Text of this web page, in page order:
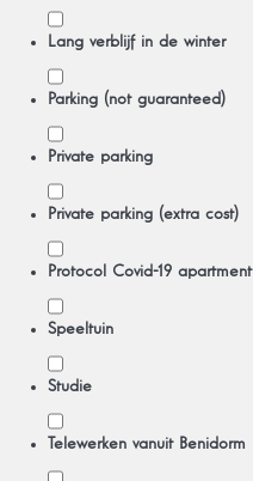
Lang verblijf in de winter
Parking (not guaranteed)
Private parking
Private parking (extra cost)
Protocol Covid-19 apartment
Speeltuin
Studie
Telewerken vanuit Benidorm